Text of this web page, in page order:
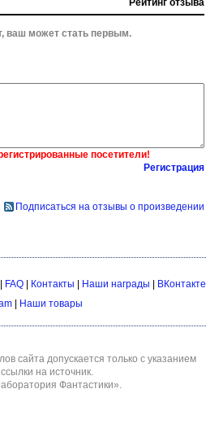
ваш может стать первым.
посетители!
Регистрация
Подписаться на отзывы о произведении
FAQ| Контакты | Наши награды | ВКонтакте
| Наши товары
сайта допускается только с указанием
на источник.
Фантастики»